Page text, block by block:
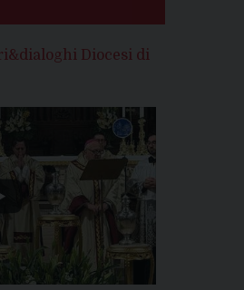
Diocesi di